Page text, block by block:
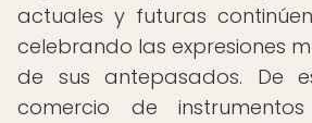
actuales y futuras
celebrando las expresiones
de sus antepasados. De
comercio de